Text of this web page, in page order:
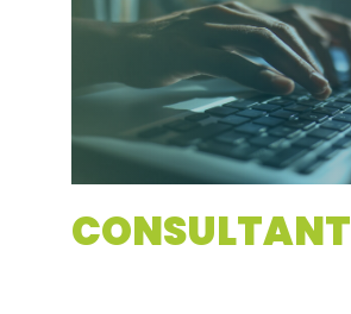
CONSULTANT